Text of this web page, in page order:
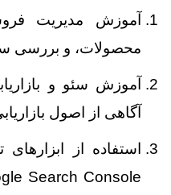
آموزش مدیریت
محصولات، و بررسی
آموزش سئو و
آگاهی از اصول